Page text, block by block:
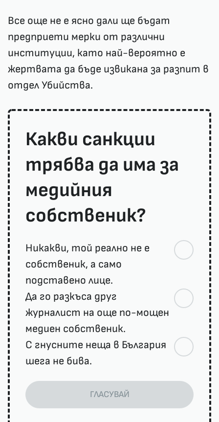
Все още не е ясно дали ще бъдат
предприети мерки от различни
институции, като най-вероятно е
жертвата да бъде извикана за разпит в
отдел Убийства.
Какви санкции
трябва да има за
медийния
собственик?
Никакви, той реално не е
собственик, а само
подставено лице.
Да го разкъса друг
журналист на още по-мощен
медиен собственик.
С гнусните неща в България
шега не бива.
ГЛАСУВАЙ